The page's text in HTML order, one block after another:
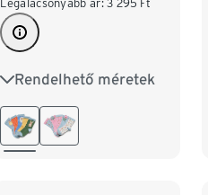
Legalacsonyabb ár: 3 295 Ft
Rendelhető méretek
23-26 27-30 31-34